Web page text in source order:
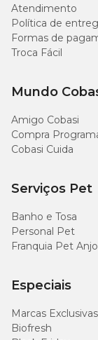
Mundo da FIFA
O álbum já
O álbum capa
com 112 páginas
Atendimento
Política de
Formas de
Troca Fácil
Mundo
Amigo Cobasi
Compra
Cobasi Cuida
Serviços Pet
Banho e Tosa
Personal Pet
Franquia Pet Anjo
Especiais
Marcas Exclusivas
Biofresh